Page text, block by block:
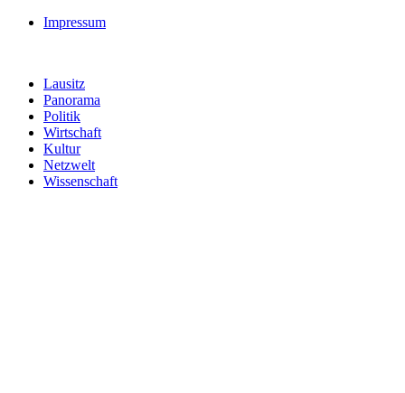
Impressum
Lausitz
Panorama
Politik
Wirtschaft
Kultur
Netzwelt
Wissenschaft